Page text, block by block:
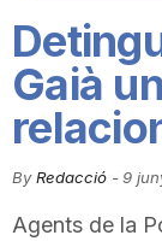
C
i
Gaià
By Redacció -9
Agents de la